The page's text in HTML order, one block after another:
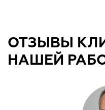
ОТЗЫВЫ
НАШЕЙ